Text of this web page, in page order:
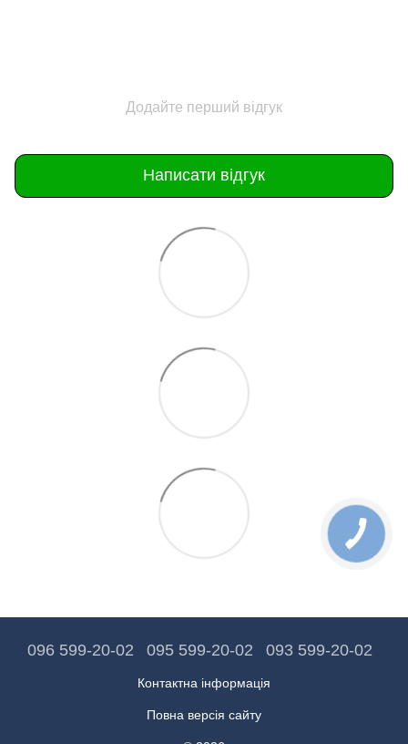
Додайте перший відгук
Написати відгук
096 599-20-02 095 599-20-02 093 599-20-02
Контактна інформація
Повна версія сайту